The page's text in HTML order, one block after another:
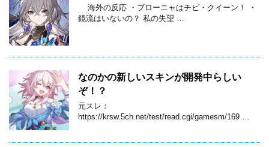
海外の反応 ・ブローニャはチビ・クイーン！ ・
鏡流はいないの？ 私の失望 …
なのかの新しいスキンが開発中らしい
ぞ！？
元スレ：
https://krsw.5ch.net/test/read.cgi/gamesm/169 …